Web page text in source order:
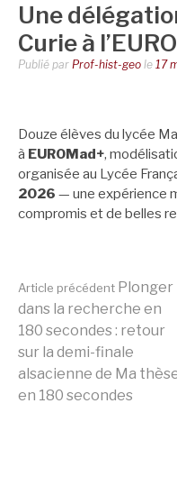
Une
Curie à
Publié par Prof-hist-geo le 17
Douze élèves du lycée
à EUROMad+,
organisée au Lycée
2026 — une expérience
compromis et de belles
Lire
la
suite
Article précédent Plonger
dans la recherche en
180 secondes : retour
sur la demi-finale
alsacienne de Ma
en 180 secondes